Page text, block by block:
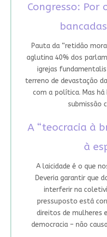
Congresso: Por
Pauta da “retidão
aglutina 40% dos
igrejas
terreno de devastação
com a política. Mas
submissão
A “teocracia à
à
A laicidade é o que
Deveria garantir que
interferir na
pressuposto está
direitos de mulheres
democracia – não